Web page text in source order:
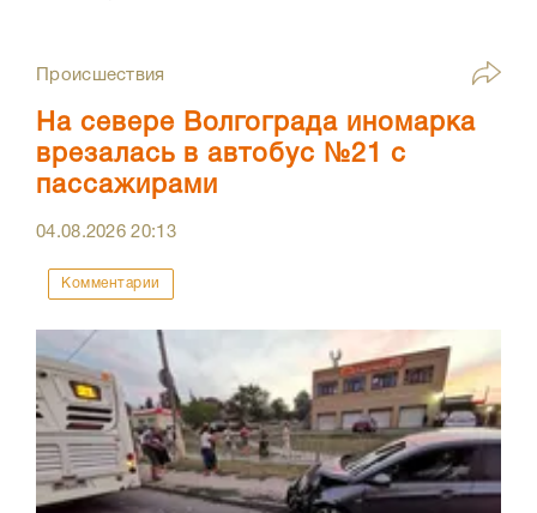
Происшествия
На севере Волгограда иномарка
врезалась в автобус №21 с
пассажирами
04.08.202620:13
Комментарии